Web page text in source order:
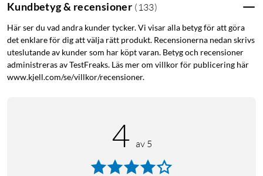
Kundbetyg & recensioner ( 133)
Här ser du vad andra kunder tycker. Vi visar alla betyg för att göra
det enklare för dig att välja rätt produkt. Recensionerna nedan skrivs
uteslutande av kunder som har köpt varan. Betyg och recensioner
administreras av TestFreaks. Läs mer om villkor för publicering här
www.kjell.com/se/villkor/recensioner.
4 av 5